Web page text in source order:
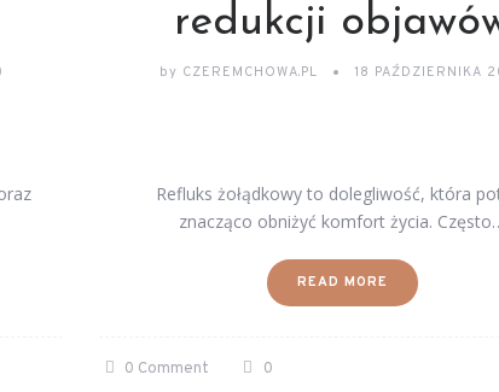
redukcji
by CZEREMCHOWA.PL 18 PAŹDZIERNIKA
Refluks żołądkowy to dolegliwość, która
znacząco obniżyć komfort życia.
READ MORE
0 Comment 0